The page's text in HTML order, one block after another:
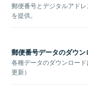
郵便番号とデジタルアド
を提供。
郵便番号データのダウン
各種データのダウンロー
更新）